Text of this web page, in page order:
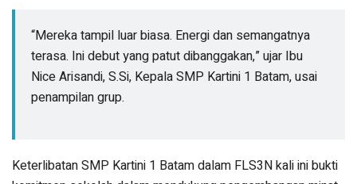
“Mereka tampil luar biasa. Energi dan semangatnya
terasa. Ini debut yang patut dibanggakan,” ujar Ibu
Nice Arisandi, S.Si, Kepala SMP Kartini 1 Batam, usai
penampilan grup.
Keterlibatan SMP Kartini 1 Batam dalam FLS3N kali ini bukti